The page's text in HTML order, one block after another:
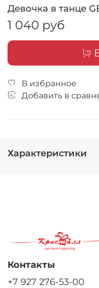
Девочка в танце
1 040 руб
В избранное
Добавить в
Характеристики
Контакты
+7 927 276-53-00